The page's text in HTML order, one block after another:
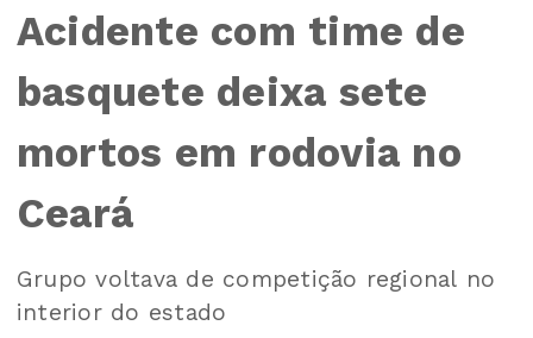
Acidente com time de
basquete deixa sete
mortos em rodovia no
Ceará
Grupo voltava de competição regional no
interior do estado